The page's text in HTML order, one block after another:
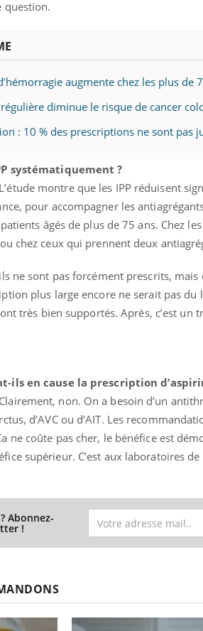
question.
augmente chez les plus de
diminue le risque de cancer
: 10 % des prescriptions ne sont pas
systématiquement ?
L’étude montre que les IPP réduisent
pour accompagner les
âgés de plus de 75 ans. Chez
ou chez ceux qui prennent deux
ne sont pas forcément prescrits,
plus large encore ne serait pas du
très bien supportés. Après, c’est
ils en cause la prescription
Clairement, non. On a besoin d’un
d’AVC ou d’AIT. Les
ne coûte pas cher, le bénéfice est
supérieur. C’est aux laboratoires de
Abonnez-
!